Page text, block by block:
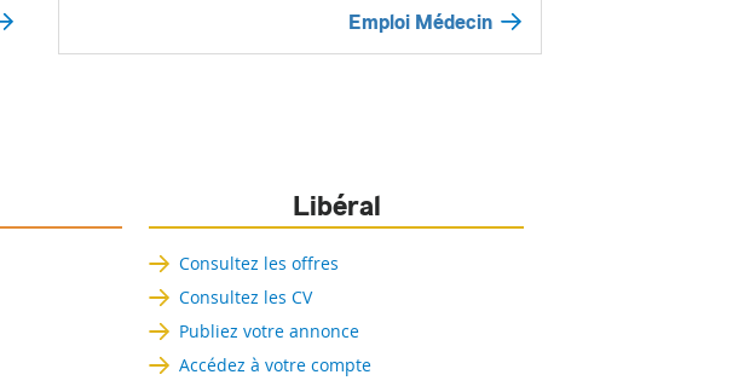
Emploi Médecin
Libéral
Consultez les offres
Consultez les CV
Publiez votre annonce
Accédez à votre compte